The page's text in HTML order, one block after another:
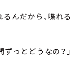
るんだから、喋れる
ずっとどうなの？」